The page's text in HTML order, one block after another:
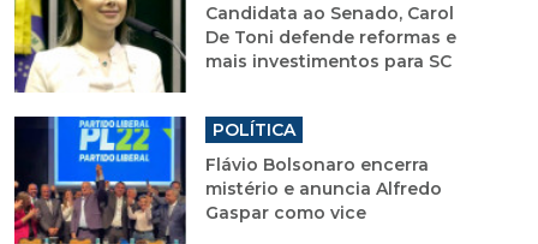
Candidata ao Senado, Carol
De Toni defende reformas e
mais investimentos para SC
POLÍTICA
Flávio Bolsonaro encerra
mistério e anuncia Alfredo
Gaspar como vice